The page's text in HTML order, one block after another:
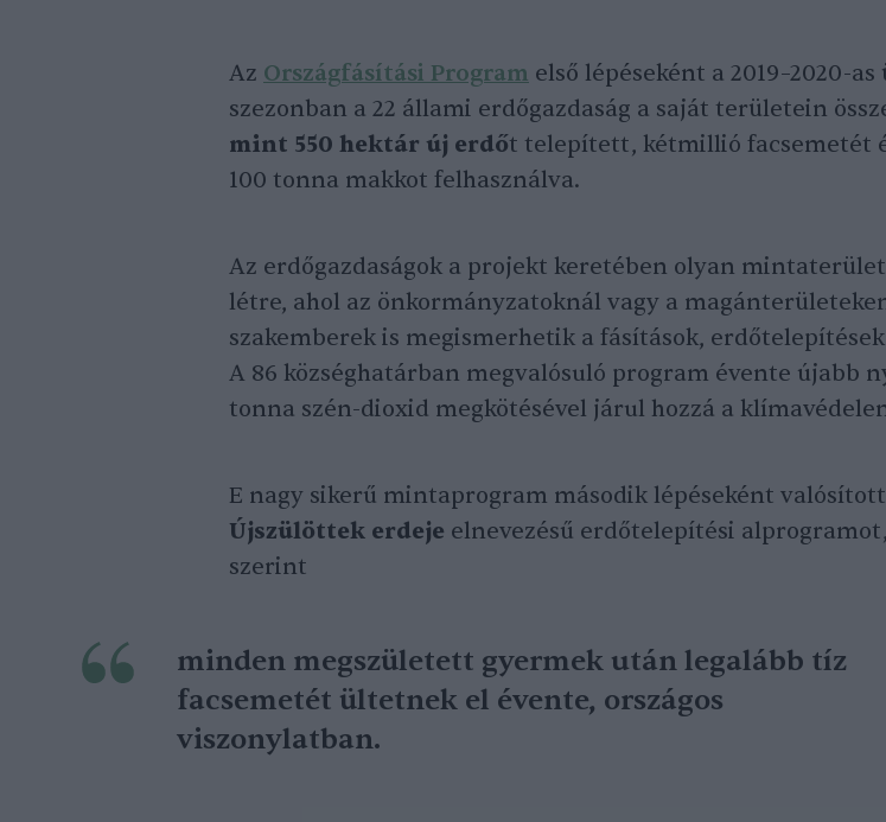
Az Országfásítási Program első lépéseként a 2019–2020-
szezonban a 22 állami erdőgazdaság a saját területein
mint 550 hektár új erdőt telepített, kétmillió facsemetét
100 tonna makkot felhasználva.
Az erdőgazdaságok a projekt keretében olyan
létre, ahol az önkormányzatoknál vagy a
szakemberek is megismerhetik a fásítások,
A 86 községhatárban megvalósuló program évente újabb
tonna szén-dioxid megkötésével járul hozzá a
E nagy sikerű mintaprogram második lépéseként
Újszülöttek erdeje elnevezésű erdőtelepítési
szerint
minden megszületett gyermek után legalább tíz
facsemetét ültetnek el évente, országos
viszonylatban.